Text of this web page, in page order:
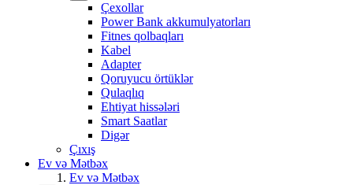
Çexollar
Power Bank akkumulyatorları
Fitnes qolbaqları
Kabel
Adapter
Qoruyucu örtüklər
Qulaqlıq
Ehtiyat hissələri
Smart Saatlar
Digər
Çıxış
Ev və Mətbəx
Ev və Mətbəx